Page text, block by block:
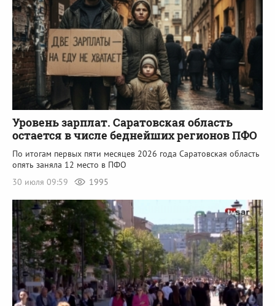
Уровень зарплат. Саратовская область
остается в числе беднейших регионов ПФО
По итогам первых пяти месяцев 2026 года Саратовская область
опять заняла 12 место в ПФО
30 июля 09:59
1995